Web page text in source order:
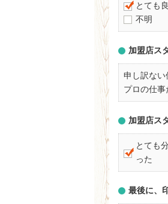
とても
不明
加盟店ス
申し訳ない
プロの仕事
加盟店ス
とても
った
最後に、